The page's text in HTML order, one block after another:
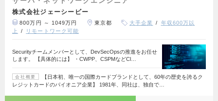
株式会社ジェーシービー
800万円 ～ 1049万円 東京都 大手企業
年収600万以
上
リモートワーク可能
Securityチームメンバーとして、DevSecOpsの推進をお任せ
します。 【具体的には】 ・CWPP、CSPMなどCl…
会社概要
【日本初、唯一の国際カードブランドとして、60年の歴史を誇るク
レジットカードのパイオニア企業】 1981年、同社は、独自で…